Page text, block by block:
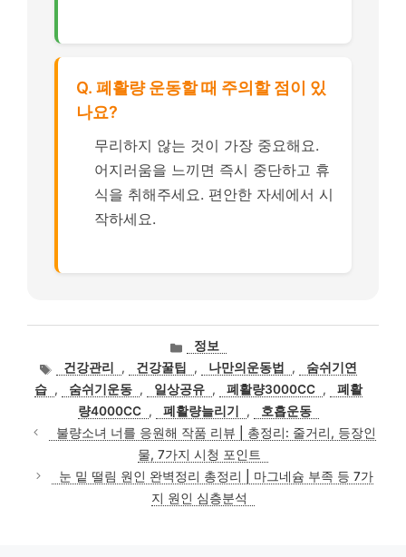
Q. 폐활량 운동할 때 주의할 점이 있
나요?
무리하지 않는 것이 가장 중요해요.
어지러움을 느끼면 즉시 중단하고 휴
식을 취해주세요. 편안한 자세에서 시
작하세요.
카
고
리
정보
태건강관리 , 건강꿀팁 , 나만의운동법 ,
숨쉬기연
습 , 숨쉬기운동 , 일상공유 , 폐활량3000CC ,
폐활
량4000CC , 폐활량늘리기 ,
호흡운동
불량소녀 너를 응원해 작품 리뷰 | 총정리: 줄거리, 등장인
물, 7가지 시청 포인트
눈 밑 떨림 원인 완벽정리 총정리 | 마그네슘 부족 등 7가
지 원인 심층분석